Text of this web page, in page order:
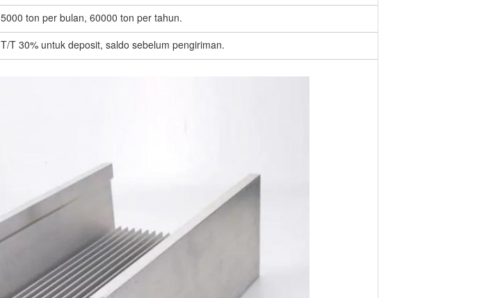
5000 ton per bulan, 60000 ton per tahun.
T/T 30% untuk deposit, saldo sebelum pengiriman.